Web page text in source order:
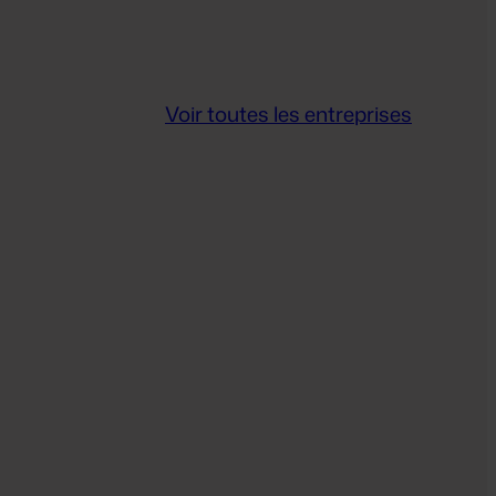
Voir toutes les entreprises